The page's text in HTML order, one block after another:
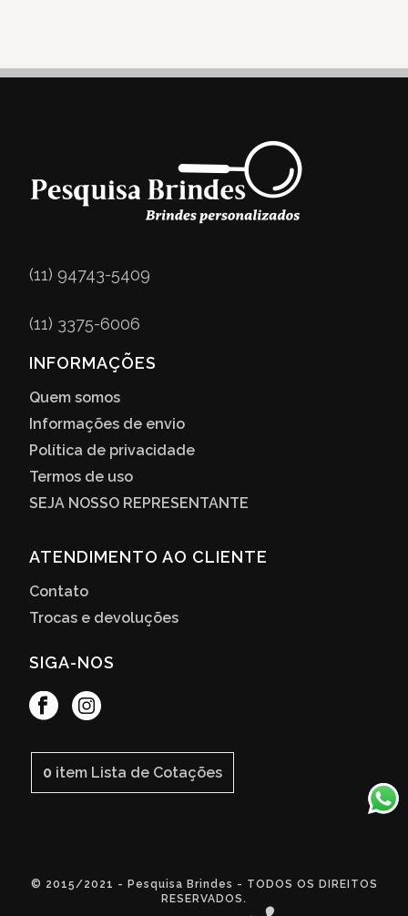
(11) 94743-5409
(11) 3375-6006
INFORMAÇÕES
Quem somos
Informações de envio
Política de privacidade
Termos de uso
SEJA NOSSO REPRESENTANTE
ATENDIMENTO AO CLIENTE
Contato
Trocas e devoluções
SIGA-NOS
0 item Lista de Cotações
© 2015/2021 - Pesquisa Brindes - TODOS OS DIREITOS
RESERVADOS.